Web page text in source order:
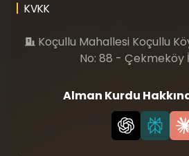
KVKK
Koçullu Mahallesi Koçullu
No: 88 - Çekmeköy
Alman Kurdu